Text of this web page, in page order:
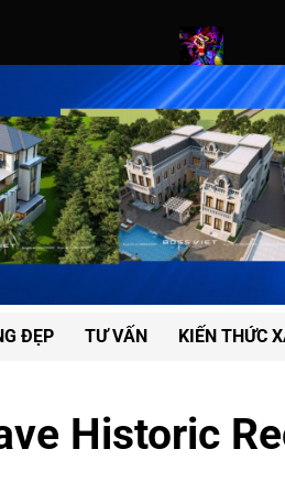
VillagesFashion Industry
ĐẸP TƯ VẤN KIẾN THỨC
Historic